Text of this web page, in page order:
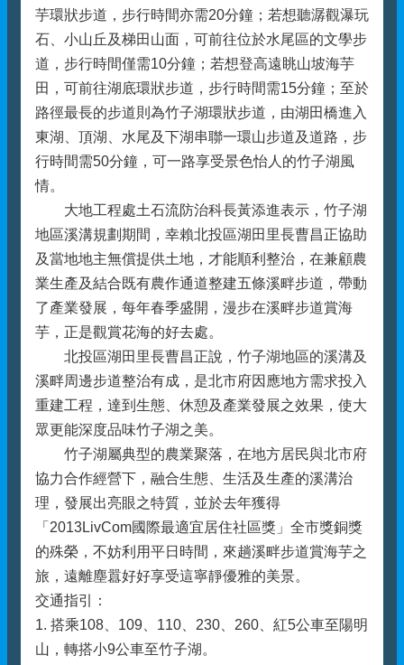
芋環狀步道，步行時間亦需20分鐘；若想聽潺觀瀑玩
石、小山丘及梯田山面，可前往位於水尾區的文學步
道，步行時間僅需10分鐘；若想登高遠眺山坡海芋
田，可前往湖底環狀步道，步行時間需15分鐘；至於
路徑最長的步道則為竹子湖環狀步道，由湖田橋進入
東湖、頂湖、水尾及下湖串聯一環山步道及道路，步
行時間需50分鐘，可一路享受景色怡人的竹子湖風
情。
大地工程處土石流防治科長黃添進表示，竹子湖
地區溪溝規劃期間，幸賴北投區湖田里長曹昌正協助
及當地地主無償提供土地，才能順利整治，在兼顧農
業生產及結合既有農作通道整建五條溪畔步道，帶動
了產業發展，每年春季盛開，漫步在溪畔步道賞海
芋，正是觀賞花海的好去處。
北投區湖田里長曹昌正說，竹子湖地區的溪溝及
溪畔周邊步道整治有成，是北市府因應地方需求投入
重建工程，達到生態、休憩及產業發展之效果，使大
眾更能深度品味竹子湖之美。
竹子湖屬典型的農業聚落，在地方居民與北市府
協力合作經營下，融合生態、生活及生產的溪溝治
理，發展出亮眼之特質，並於去年獲得
「2013LivCom國際最適宜居住社區獎」全市獎銅獎
的殊榮，不妨利用平日時間，來趟溪畔步道賞海芋之
旅，遠離塵囂好好享受這寧靜優雅的美景。
交通指引：
1. 搭乘108、109、110、230、260、紅5公車至陽明
山，轉搭小9公車至竹子湖。